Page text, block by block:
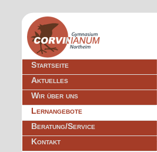
Navigation
überspringen
Startseite
Aktuelles
Wir über uns
Lernangebote
Beratung/Service
Kontakt